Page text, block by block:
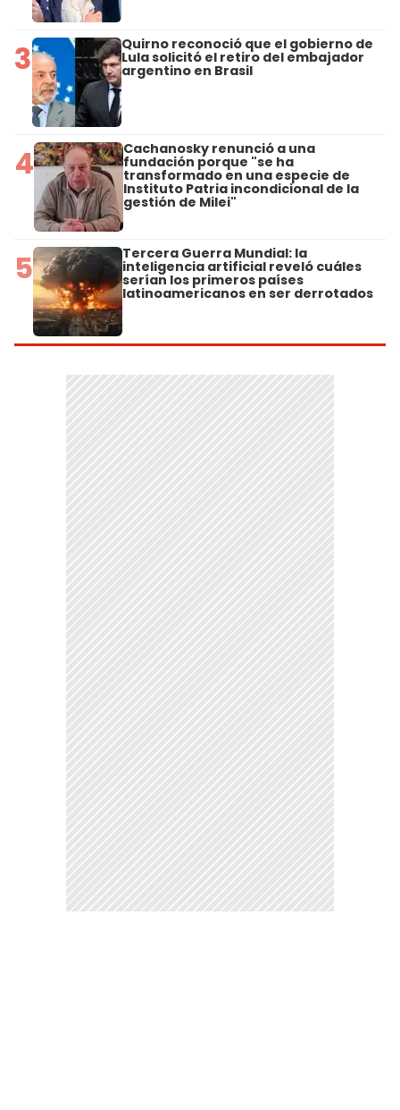
3 Quirno reconoció que el gobierno de
Lula solicitó el retiro del embajador
argentino en Brasil
4 Cachanosky renunció a una
fundación porque "se ha
transformado en una especie de
Instituto Patria incondicional de la
gestión de Milei"
5 Tercera Guerra Mundial: la
inteligencia artificial reveló cuáles
serían los primeros países
latinoamericanos en ser derrotados